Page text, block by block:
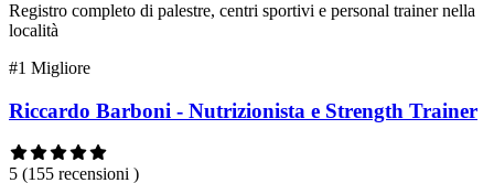
Registro completo di palestre, centri sportivi e personal trainer nella
località
#1 Migliore
Riccardo Barboni - Nutrizionista e Strength Trainer
5 (155 recensioni )